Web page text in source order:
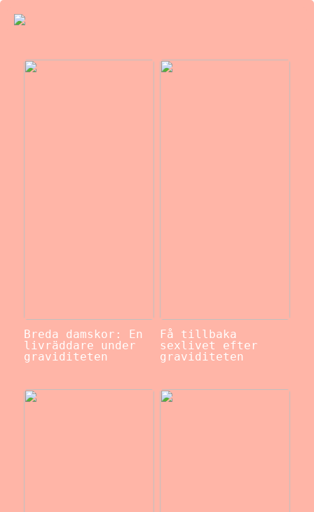
Breda damskor: En
livräddare under
graviditeten
Få tillbaka
sexlivet efter
graviditeten